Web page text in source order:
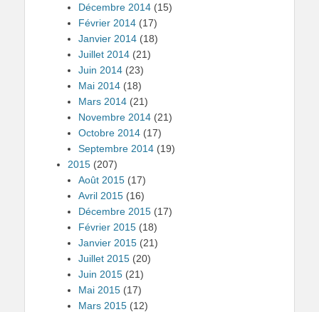
Décembre 2014 (15)
Février 2014 (17)
Janvier 2014 (18)
Juillet 2014 (21)
Juin 2014 (23)
Mai 2014 (18)
Mars 2014 (21)
Novembre 2014 (21)
Octobre 2014 (17)
Septembre 2014 (19)
2015 (207)
Août 2015 (17)
Avril 2015 (16)
Décembre 2015 (17)
Février 2015 (18)
Janvier 2015 (21)
Juillet 2015 (20)
Juin 2015 (21)
Mai 2015 (17)
Mars 2015 (12)